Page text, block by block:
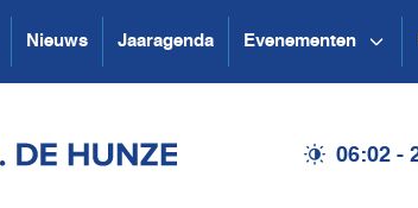
Nieuws Jaaragenda Evenementen
06:02 -